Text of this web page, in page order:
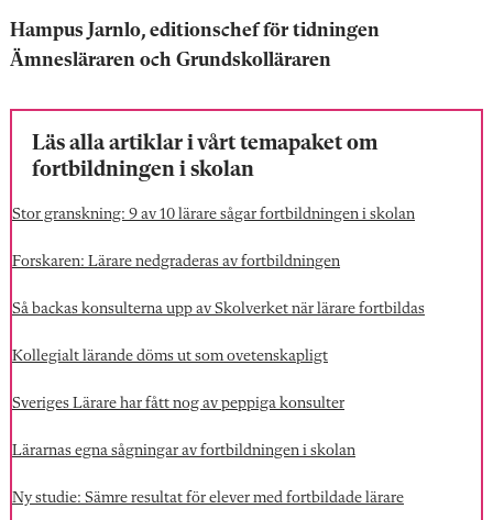
Hampus Jarnlo, editionschef för tidningen
Ämnesläraren och Grundskolläraren
Läs alla artiklar i vårt temapaket om
fortbildningen i skolan
Stor granskning: 9 av 10 lärare sågar fortbildningen i skolan
Forskaren: Lärare nedgraderas av fortbildningen
Så backas konsulterna upp av Skolverket när lärare fortbildas
Kollegialt lärande döms ut som ovetenskapligt
Sveriges Lärare har fått nog av peppiga konsulter
Lärarnas egna sågningar av fortbildningen i skolan
Ny studie: Sämre resultat för elever med fortbildade lärare